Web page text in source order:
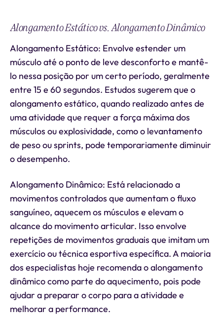
Alongamento Estático vs. Alongamento Dinâmico
Alongamento Estático: Envolve estender um
músculo até o ponto de leve desconforto e mantê-
lo nessa posição por um certo período, geralmente
entre 15 e 60 segundos. Estudos sugerem que o
alongamento estático, quando realizado antes de
uma atividade que requer a força máxima dos
músculos ou explosividade, como o levantamento
de peso ou sprints, pode temporariamente diminuir
o desempenho.
Alongamento Dinâmico: Está relacionado a
movimentos controlados que aumentam o fluxo
sanguíneo, aquecem os músculos e elevam o
alcance do movimento articular. Isso envolve
repetições de movimentos graduais que imitam um
exercício ou técnica esportiva específica. A maioria
dos especialistas hoje recomenda o alongamento
dinâmico como parte do aquecimento, pois pode
ajudar a preparar o corpo para a atividade e
melhorar a performance.